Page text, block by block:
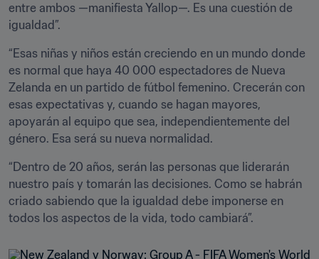
entre ambos —manifiesta Yallop—. Es una cuestión de
igualdad”.
“Esas niñas y niños están creciendo en un mundo donde
es normal que haya 40 000 espectadores de Nueva
Zelanda en un partido de fútbol femenino. Crecerán con
esas expectativas y, cuando se hagan mayores,
apoyarán al equipo que sea, independientemente del
género. Esa será su nueva normalidad.
“Dentro de 20 años, serán las personas que liderarán
nuestro país y tomarán las decisiones. Como se habrán
criado sabiendo que la igualdad debe imponerse en
todos los aspectos de la vida, todo cambiará”.